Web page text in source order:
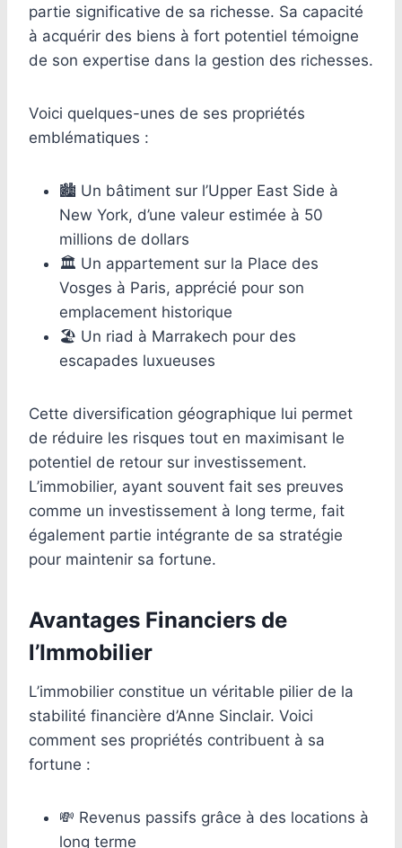
partie significative de sa richesse. Sa capacité
à acquérir des biens à fort potentiel témoigne
de son expertise dans la gestion des richesses.
Voici quelques-unes de ses propriétés
emblématiques :
🏙️ Un bâtiment sur l’Upper East Side à
New York, d’une valeur estimée à 50
millions de dollars
🏛️ Un appartement sur la Place des
Vosges à Paris, apprécié pour son
emplacement historique
🏖️ Un riad à Marrakech pour des
escapades luxueuses
Cette diversification géographique lui permet
de réduire les risques tout en maximisant le
potentiel de retour sur investissement.
L’immobilier, ayant souvent fait ses preuves
comme un investissement à long terme, fait
également partie intégrante de sa stratégie
pour maintenir sa fortune.
Avantages Financiers de
l’Immobilier
L’immobilier constitue un véritable pilier de la
stabilité financière d’Anne Sinclair. Voici
comment ses propriétés contribuent à sa
fortune :
💸 Revenus passifs grâce à des locations à
long terme